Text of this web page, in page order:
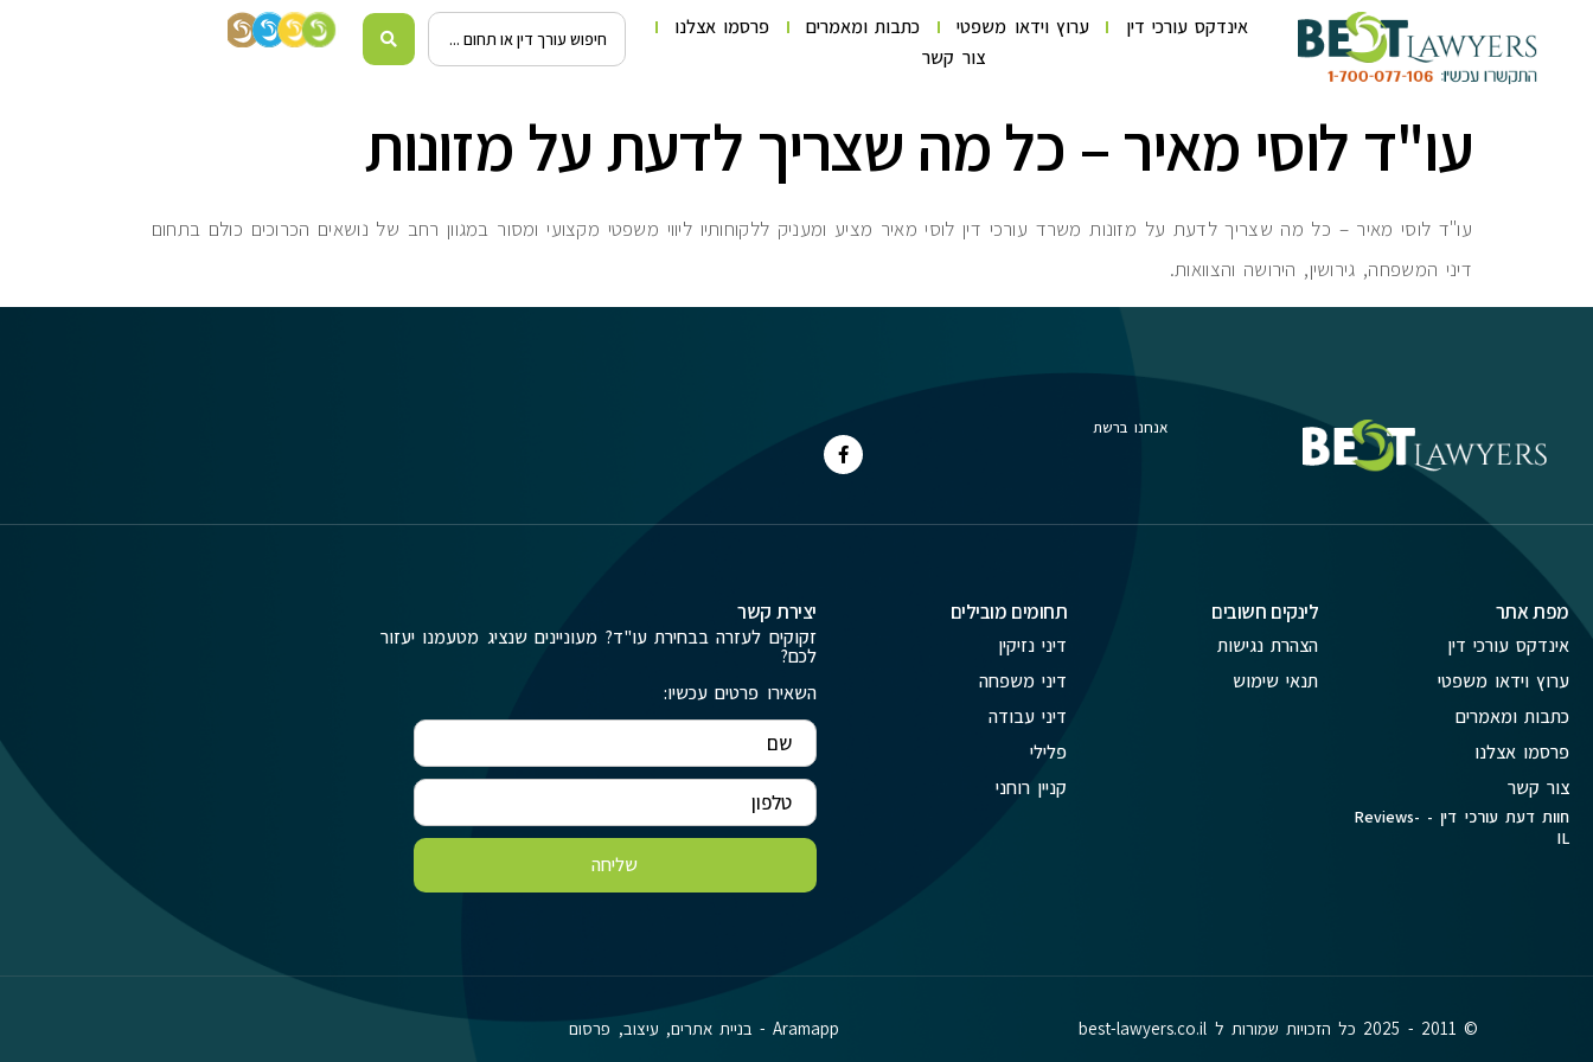
אינדקס עורכי דין ערוץ וידאו משפטי כתבות ומאמרים
פרסמו אצלנו
צור קשר
עו"ד לוסי מאיר – כל מה שצריך לדעת על מזונות
עו"ד לוסי מאיר – כל מה שצריך לדעת על מזונות משרד עורכי דין לוסי מאיר מציע ומעניק ללקוחותיו ליווי משפטי מקצועי ומסור במגוון רחב של נושאים הכרוכים כולם בתחום
דיני המשפחה, גירושין, הירושה והצוואות.
אנחנו ברשת
מפת אתר
אינדקס עורכי דין
ערוץ וידאו משפטי
כתבות ומאמרים
פרסמו אצלנו
צור קשר
חוות דעת עורכי דין - Reviews-
IL
לינקים חשובים
הצהרת נגישות
תנאי שימוש
תחומים מובילים
דיני נזיקין
דיני משפחה
דיני עבודה
פלילי
קניין רוחני
יצירת קשר
זקוקים לעזרה בבחירת עו"ד? מעוניינים שנציג מטעמנו יעזור
לכם?
השאירו פרטים עכשיו:
שליחה
© 2011 - 2025 כל הזכויות שמורות ל best-lawyers.co.il Aramapp - בניית אתרים, עיצוב, פרסום